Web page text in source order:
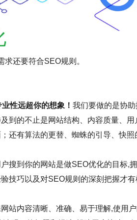
还要符合SEO规则。
性远超你的想象！ 我们要做的是协
到的不止是网站结构、内容质量、
还有算法的更替、蜘蛛的引导、快
搜到你的网站是做SEO优化的目标,
技巧以及对SEO规则的深刻把握才
站内容清晰、准确、易于理解,使用